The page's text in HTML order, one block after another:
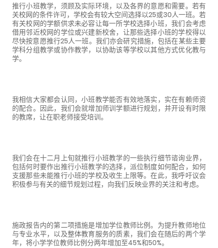
推行小班教学，须顾及实际环境，以及各界的意愿和需要。若有
关校网的条件许可，学校会有较大空间选择以25或30人一班。若
有关校网的学额供求未必容让每一所学校选择小班，我们会考虑
借用邻近校网的学位或兴建新校舍，让那些选择小班的学校得以
尽快按意愿推行25人一班。我们亦会研究措施，包括在某些主要
学科分组教学或协作教学，以协助该等学校以其他方式优化教与
学。
我相信大家都会认同，小班教学能否有效地落实，实在有赖师资
的配合。因此，我们会就增加师训学额进行规划，并开设有时限
的教席，让在职老师接受培训。
我们会在十二月上旬就推行小班教学的一些执行细节谘询业界，
包括何时要作出推行小班教学的选择，派位制度如何配合，如何
支援那些未能推行小班的学校及收生上限等。在此，我呼吁议会
积极参与有关的细节规划过程，向我们反映业界的关注和考虑。
施政报告内的第二项措施是增加学位教师比例。为提升教师地位
与专业水平，以及整体教育服务的质素，我们会在随后的两个学
年，将小学学位教师比例分两年增加至45%和50%。